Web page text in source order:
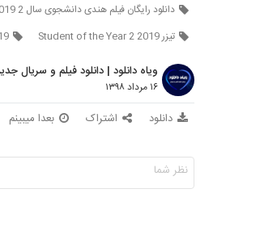
دانلود رایگان فیلم هندی دانشجوی سال 2 2019 با کیفیت
تیزر Student of the Year 2 2019
ویاه دانلود | دانلود فیلم و سریال
۱۶ مرداد ۱۳۹۸
دانلود اشتراک بعدا میبینم